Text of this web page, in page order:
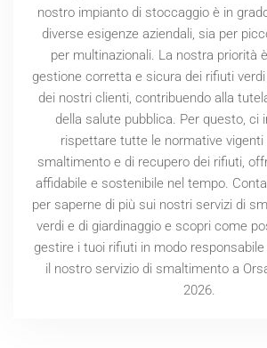
nostro impianto di stoccaggio è in
diverse esigenze aziendali, sia per
per multinazionali. La nostra priorità
gestione corretta e sicura dei rifiuti
dei nostri clienti, contribuendo alla
della salute pubblica. Per questo, ci
rispettare tutte le normative vigenti
smaltimento e di recupero dei rifiuti,
affidabile e sostenibile nel tempo.
per saperne di più sui nostri servizi di
verdi e di giardinaggio e scopri come
gestire i tuoi rifiuti in modo
il nostro servizio di smaltimento a
2026.